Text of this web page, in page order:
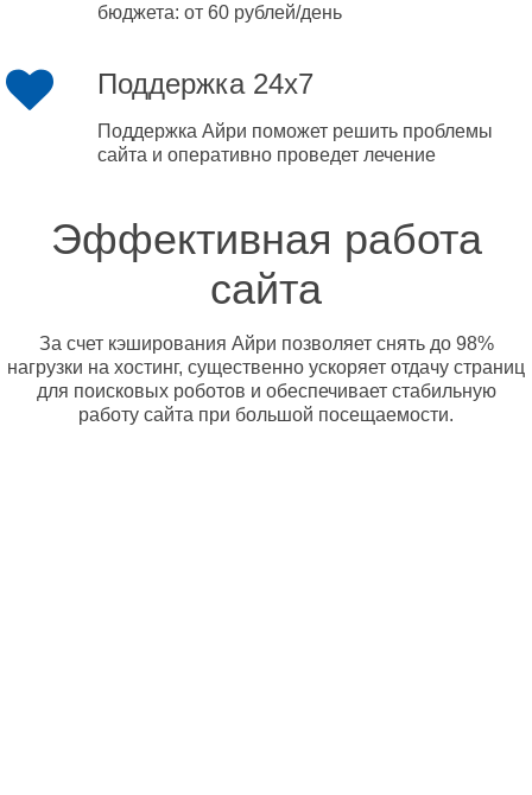
бюджета: от 60 рублей/день
Поддержка 24x7
Поддержка Айри поможет решить проблемы
сайта и оперативно проведет лечение
Эффективная работа
сайта
За счет кэширования Айри позволяет снять до 98%
нагрузки на хостинг, существенно ускоряет отдачу страниц
для поисковых роботов и обеспечивает стабильную
работу сайта при большой посещаемости.